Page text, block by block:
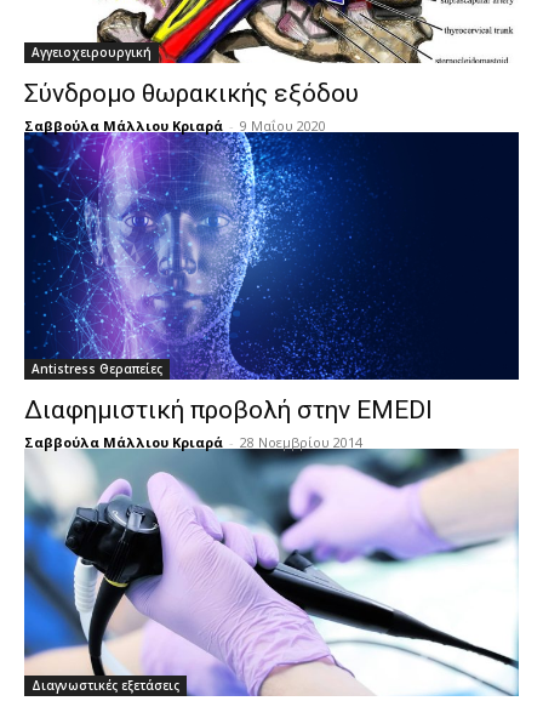
Αγγειοχειρουργική
Σύνδρομο θωρακικής εξόδου
Σαββούλα Μάλλιου Κριαρά - 9 Μαΐου 2020
Antistress Θεραπείες
Διαφημιστική προβολή στην EMEDI
Σαββούλα Μάλλιου Κριαρά - 28 Νοεμβρίου 2014
Διαγνωστικές εξετάσεις